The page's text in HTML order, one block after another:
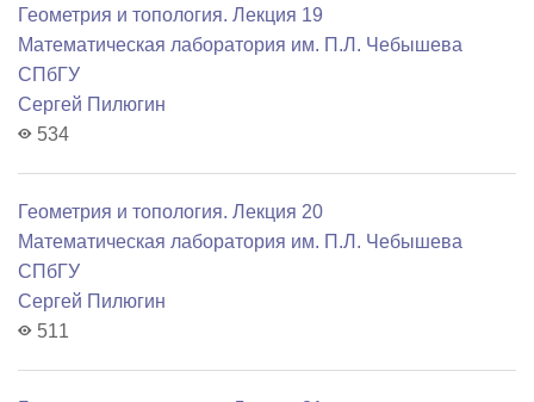
Геометрия и топология. Лекция 19
Математичеcкая лаборатория им. П.Л. Чебышева
СПбГУ
Сергей Пилюгин
534
Геометрия и топология. Лекция 20
Математичеcкая лаборатория им. П.Л. Чебышева
СПбГУ
Сергей Пилюгин
511